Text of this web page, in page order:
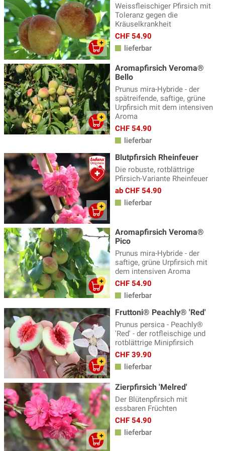
Weissfleischiger Pfirsich mit
Toleranz gegen die
Kräuselkrankheit
CHF 54.90
lieferbar
Aromapfirsich Veroma®
Bello
Prunus mira-Hybride - der
spätreifende, saftige, grüne
Urpfirsich mit dem intensiven
Aroma
CHF 54.90
lieferbar
Blutpfirsich Rheinfeuer
Die robuste, rotblättrige
Pfirsich-Variante Rheinfeuer
ab CHF 54.90
lieferbar
Aromapfirsich Veroma®
Pico
Prunus mira-Hybride - der
saftige, grüne Urpfirsich mit
dem intensiven Aroma
CHF 54.90
lieferbar
Fruttoni® Peachly® 'Red'
Prunus persica - Peachly®
'Red' - der rotfleischige und
rotblättrige Minipfirsich
CHF 39.90
lieferbar
Zierpfirsich 'Melred'
Der Blütenpfirsich mit
essbaren Früchten
CHF 54.90
lieferbar